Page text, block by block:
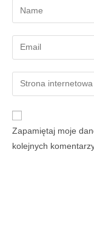
Zapamiętaj moje
kolejnych